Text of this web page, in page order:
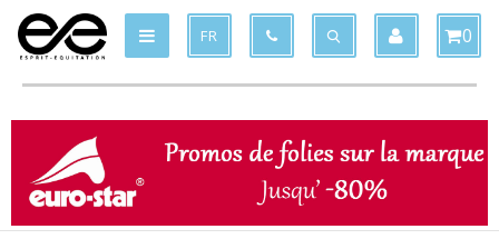
FR 0
Produit ajouté au panier x
Produit supprimé du panier x